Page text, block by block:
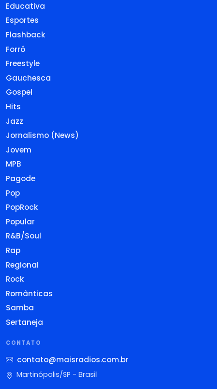
Educativa
Esportes
Flashback
Forró
Freestyle
Gauchesca
Gospel
Hits
Jazz
Jornalismo (News)
Jovem
MPB
Pagode
Pop
PopRock
Popular
R&B/Soul
Rap
Regional
Rock
Românticas
Samba
Sertaneja
CONTATO
contato@maisradios.com.br
Martinópolis/SP - Brasil